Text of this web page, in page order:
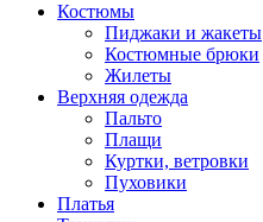
Костюмы
Пиджаки и жакеты
Костюмные брюки
Жилеты
Верхняя одежда
Пальто
Плащи
Куртки, ветровки
Пуховики
Платья